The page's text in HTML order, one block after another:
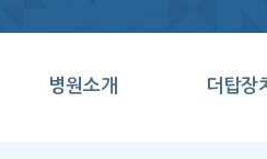
병원소개 더탑장